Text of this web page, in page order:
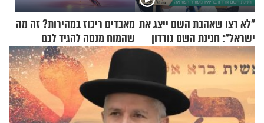
"לא רצו שאהבת השם ייצג את
ישראל": חנינת השם גורדון
בריאיון מעורר השראה
מאבדים ריכוז במהירות? זה מה
שהמוח מנסה להגיד לכם